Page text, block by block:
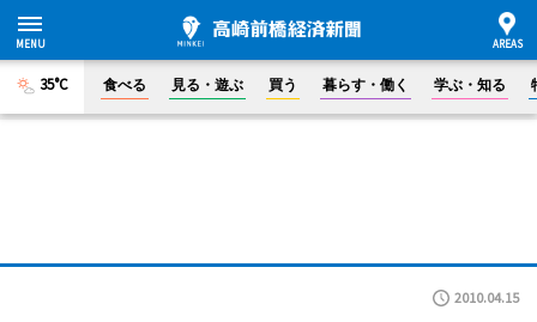
35°C 食べる 見る・遊ぶ 買う 暮らす・働く 学ぶ・知る
2010.04.15